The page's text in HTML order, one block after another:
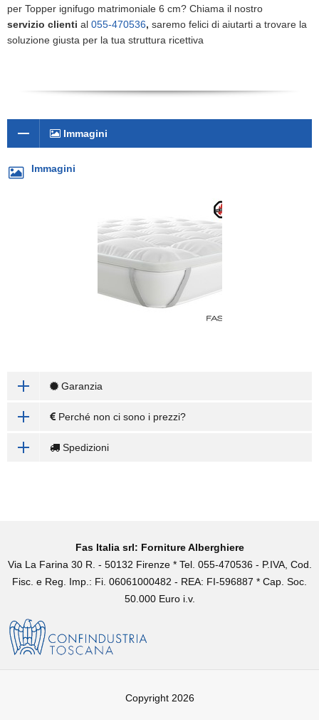
per Topper ignifugo matrimoniale 6 cm? Chiama il nostro
servizio clienti al 055-470536, saremo felici di aiutarti a trovare la
soluzione giusta per la tua struttura ricettiva
Immagini
Immagini
Garanzia
Perché non ci sono i prezzi?
Spedizioni
Fas Italia srl: Forniture Alberghiere
Via La Farina 30 R. - 50132 Firenze * Tel. 055-470536 - P.IVA, Cod.
Fisc. e Reg. Imp.: Fi. 06061000482 - REA: FI-596887 * Cap. Soc.
50.000 Euro i.v.
Copyright 2026